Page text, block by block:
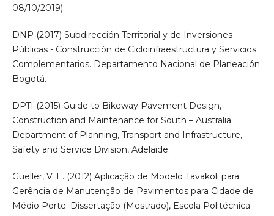
08/10/2019).
DNP (2017) Subdirección Territorial y de Inversiones
Públicas - Construcción de Cicloinfraestructura y Servicios
Complementarios. Departamento Nacional de Planeación.
Bogotá.
DPTI (2015) Guide to Bikeway Pavement Design,
Construction and Maintenance for South – Australia.
Department of Planning, Transport and Infrastructure,
Safety and Service Division, Adelaide.
Gueller, V. E. (2012) Aplicação de Modelo Tavakoli para
Gerência de Manutenção de Pavimentos para Cidade de
Médio Porte. Dissertação (Mestrado), Escola Politécnica